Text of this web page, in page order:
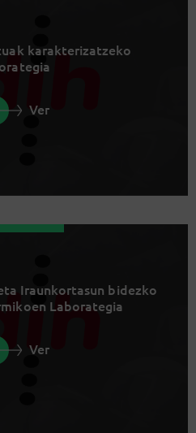
karakterizatzeko
Ver
Iraunkortasun bidezko
Laborategia
Ver